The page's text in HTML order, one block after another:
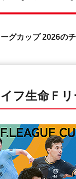
グカップ 2026の
フ生命Ｆ